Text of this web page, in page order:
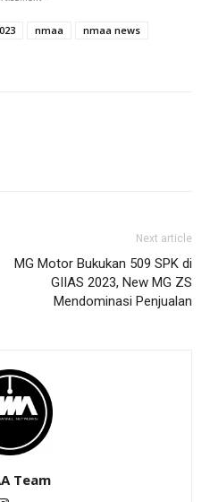
nmaa
nmaa news
Next article
MG Motor Bukukan 509 SPK di
GIIAS 2023, New MG ZS
Mendominasi Penjualan
Team